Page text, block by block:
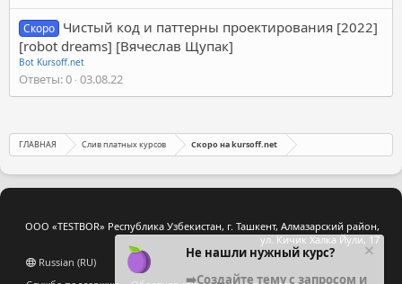
Скоро Чистый код и паттерны проектирования [2022]
[robot dreams] [Вячеслав Щупак]
Bot Kursoff.net
Ответы 0 03.08.22
ГЛАВНАЯ Слив платных курсов Скоро на kursoff.net
ООО «TESTBOR» Республика Узбекистан, г. Ташкент, Алмазарский район,
ул. Кичик Халка Йули, 17
Russian (RU)
Не нашли нужный курс?
➡️Создайте тему с запросом и